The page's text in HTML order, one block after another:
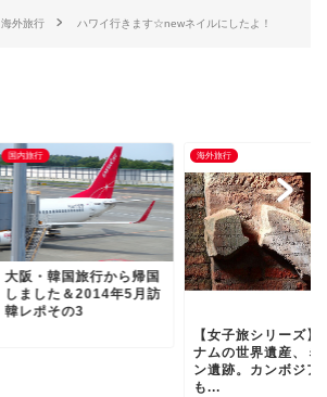
海外旅行 ハワイ行きます☆newネイルにしたよ！
国内旅行
大阪・韓国旅行から帰国
しました＆2014年5月訪
韓レポその3
海外旅行
【女子旅シリーズ】
ナムの世界遺産、ミ
ン遺跡。カンボジア
も...